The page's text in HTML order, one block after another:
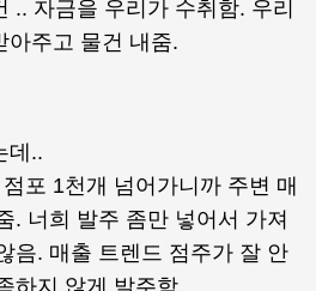
.. 자금을 우리가 수취함. 우리
아주고 물건 내줌.
데..
포 1천개 넘어가니까 주변 매
. 너희 발주 좀만 넣어서 가져
음. 매출 트렌드 점주가 잘 안
하지 않게 발주함.